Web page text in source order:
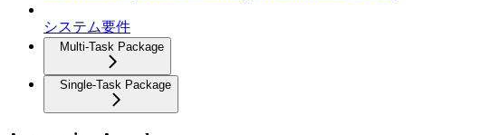
システム要件
Multi-Task Package
Single-Task Package